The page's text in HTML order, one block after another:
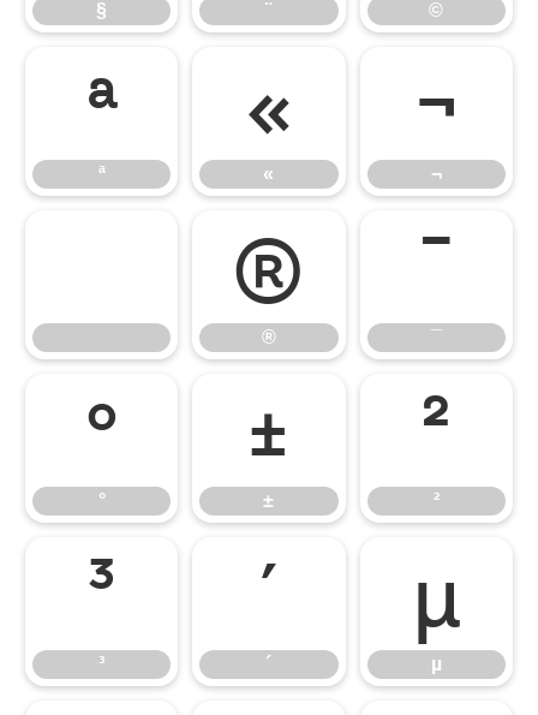
§ ¨ ©
ª
ª
«
«
¬
¬
®
®
¯
¯
°
°
±
±
²
²
³
³
´
´
µ
µ